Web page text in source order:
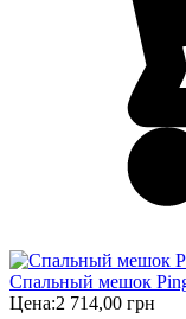
Спальный мешок
Цена:2 714,00 грн